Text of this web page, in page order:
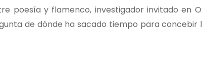
poesía y flamenco, investigador invitado en
de dónde ha sacado tiempo para